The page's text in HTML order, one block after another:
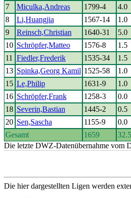
7
Miculka,Andreas 1799-4 4.0
8
Li,Huangjia 1567-14 1.0
9
Reinsch,Christian 1640-31 5.0
10 Schröpfer,Matteo 1576-8 1.5
11
Fiedler,Frederik 1535-34 1.5
13 Spinka,Georg Kamil 1525-58 1.0
15 Le,Philip 1631-9 1.0
16 Schröpfer,Frank 1258-3 0.0
18 Severin,Bastian 1445-2 0.5
20 Sen,Sascha 1155-9 0.0
Gesamt
1659 32.5
Die letzte DWZ-Datenübernahme vom
Die hier dargestellten Ligen werden